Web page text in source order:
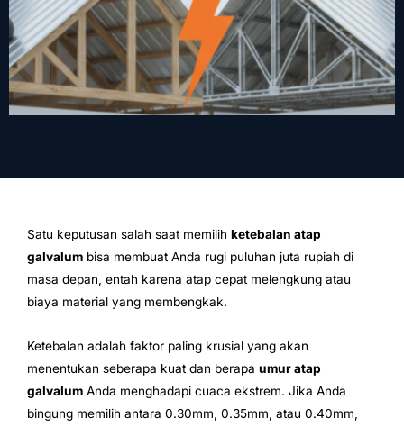
Satu keputusan salah saat memilih ketebalan atap
galvalum bisa membuat Anda rugi puluhan juta rupiah di
masa depan, entah karena atap cepat melengkung atau
biaya material yang membengkak.
Ketebalan adalah faktor paling krusial yang akan
menentukan seberapa kuat dan berapa umur atap
galvalum Anda menghadapi cuaca ekstrem. Jika Anda
bingung memilih antara 0.30mm, 0.35mm, atau 0.40mm,